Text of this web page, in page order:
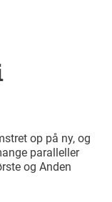
op på ny, og
paralleller
og Anden